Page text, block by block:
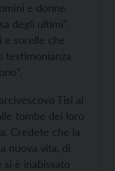
e donne
degli ultimi”.
e sorelle che
testimonianza
Tisi ai
tombe dei loro
Credete che la
nuova vita, di
è inabissato